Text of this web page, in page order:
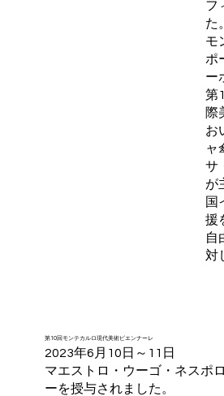
フ
た。
モ
ポ
ー
第
際
お
ャ
サ
が
国
援
自
対
第10回モンテカルロ現代美術ビエンナーレ
2023年6月10日～11日
マエストロ・ウーゴ・ネスポ
ーを授与されました。